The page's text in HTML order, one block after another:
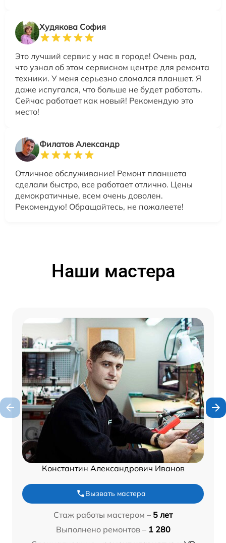
Худякова София
Это лучший сервис у нас в городе! Очень рад,
что узнал об этом сервисном центре для ремонта
техники. У меня серьезно сломался планшет. Я
даже испугался, что больше не будет работать.
Сейчас работает как новый! Рекомендую это
место!
Филатов Александр
Отличное обслуживание! Ремонт планшета
сделали быстро, все работает отлично. Цены
демократичные, всем очень доволен.
Рекомендую! Обращайтесь, не пожалеете!
Наши мастера
Константин Александрович Иванов
Вызвать мастера
Стаж работы мастером – 5 лет
Выполнено ремонтов – 1 280